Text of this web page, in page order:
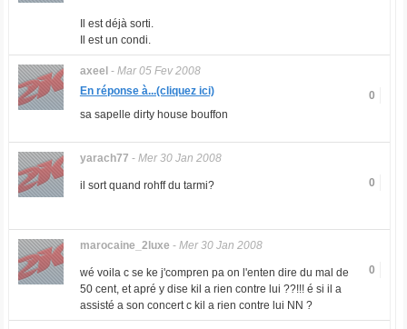
Il est déjà sorti.
Il est un condi.
axeel - Mar 05 Fev 2008
0
En réponse à...(cliquez ici)
sa sapelle dirty house bouffon
yarach77 - Mer 30 Jan 2008
0
il sort quand rohff du tarmi?
marocaine_2luxe - Mer 30 Jan 2008
0
wé voila c se ke j'compren pa on l'enten dire du mal de
50 cent, et apré y dise kil a rien contre lui ??!!! é si il a
assisté a son concert c kil a rien contre lui NN ?